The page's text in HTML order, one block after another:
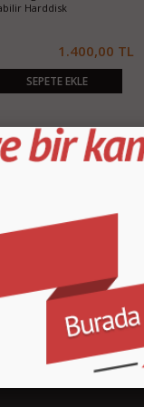
Harddisk
1.400,00 TL
SEPETE EKLE